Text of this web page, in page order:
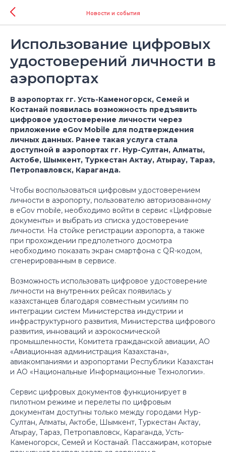
Новости и события
Использование цифровых
удостоверений личности в
аэропортах
В аэропортах гг. Усть-Каменогорск, Семей и
Костанай появилась возможность предъявить
цифровое удостоверение личности через
приложение eGov Mobile для подтверждения
личных данных. Ранее такая услуга стала
доступной в аэропортах гг. Нур-Султан, Алматы,
Актобе, Шымкент, Туркестан Актау, Атырау, Тараз,
Петропавловск, Караганда.
Чтобы воспользоваться цифровым удостоверением
личности в аэропорту, пользователю авторизованному
в eGov mobile, необходимо войти в сервис «Цифровые
документы» и выбрать из списка удостоверение
личности. На стойке регистрации аэропорта, а также
при прохождении предполетного досмотра
необходимо показать экран смартфона с QR-кодом,
сгенерированным в сервисе.
Возможность использовать цифровое удостоверение
личности на внутренних рейсах появилась у
казахстанцев благодаря совместным усилиям по
интеграции систем Министерства индустрии и
инфраструктурного развития, Министерства цифрового
развития, инноваций и аэрокосмической
промышленности, Комитета гражданской авиации, АО
«Авиационная администрация Казахстана»,
авиакомпаниями и аэропортами Республики Казахстан
и АО «Национальные Информационные Технологии».
Сервис цифровых документов функционирует в
пилотном режиме и перелеты по цифровым
документам доступны только между городами Нур-
Султан, Алматы, Актобе, Шымкент, Туркестан Актау,
Атырау, Тараз, Петропавловск, Караганда, Усть-
Каменогорск, Семей и Костанай. Пассажирам, которые